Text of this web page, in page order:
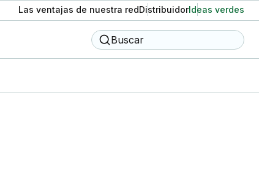
Las ventajas de nuestra redDistribuidorIdeas verdes
Buscar